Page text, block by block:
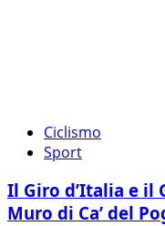
Ciclismo
Sport
Il Giro d’Italia e il
Muro di Ca’ del